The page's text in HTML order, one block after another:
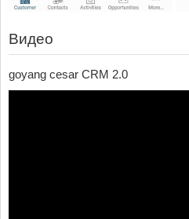
Видео
goyang cesar CRM 2.0